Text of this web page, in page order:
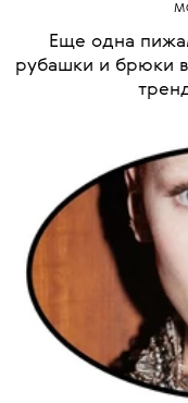
Еще одна
рубашки и брюки